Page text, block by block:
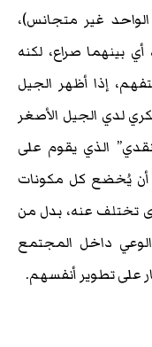
غير متجانس)،
بينهما صراع، لكنه
إذا أظهر الجيل
لدي الجيل الأصغر
الذي يقوم على
أن يُخضع كل مكونات
تختلف عنه، بدل من
داخل المجتمع
على تطوير أنفسهم.